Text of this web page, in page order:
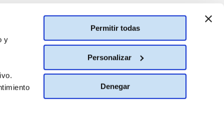
y
Permitir todas
Personalizar
Denegar